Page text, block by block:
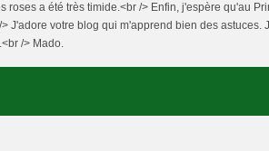
roses a été très timide.<br /> Enfin, j'espère qu'au
J'adore votre blog qui m'apprend bien des astuces.
/> Mado.